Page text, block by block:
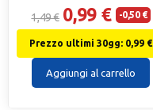
1,49 € 0,99 € -0,50 €
Prezzo ultimi 30gg: 0,99 €
Aggiungi al carrello